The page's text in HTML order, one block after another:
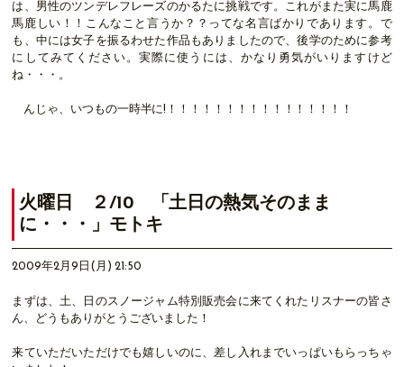
は、男性のツンデレフレーズのかるたに挑戦です。これがまた実に馬鹿
馬鹿しい！！こんなこと言うか？？ってな名言ばかりであります。で
も、中には女子を振るわせた作品もありましたので、後学のために参考
にしてみてください。実際に使うには、かなり勇気がいりますけど
ね・・・。
んじゃ、いつもの一時半に!！！！！！！！！！！！！！！！！
火曜日 ２/10 「土日の熱気そのまま
に・・・」モトキ
2009年2月9日(月) 21:50
まずは、土、日のスノージャム特別販売会に来てくれたリスナーの皆さ
ん、どうもありがとうございました！
来ていただいただけでも嬉しいのに、差し入れまでいっぱいもらっちゃ